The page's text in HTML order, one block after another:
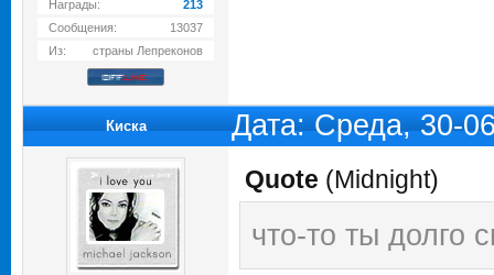
Награды:
213
Сообщения:
13037
Из:
страны Лепреконов
Киска Дата: Среда, 30-
Quote (Midnight)
что-то ты долго